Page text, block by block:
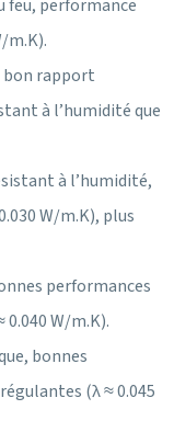
feu, performance
m.K).
bon rapport
à l’humidité que
à l’humidité,
W/m.K), plus
performances
W/m.K).
bonnes
(λ ≈ 0.045